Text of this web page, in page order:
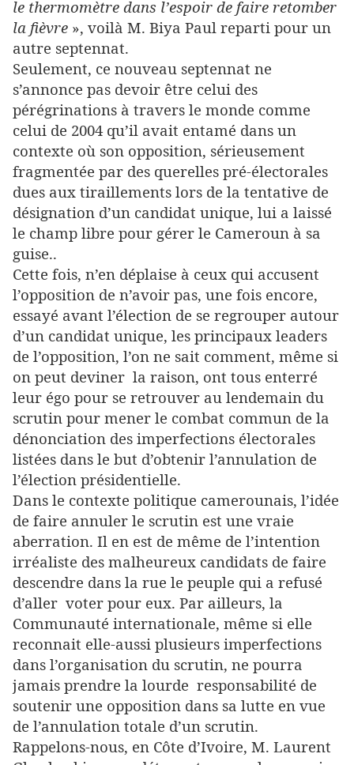
le thermomètre dans l’espoir de faire retomber
la fièvre », voilà M. Biya Paul reparti pour un
autre septennat.
Seulement, ce nouveau septennat ne
s’annonce pas devoir être celui des
pérégrinations à travers le monde comme
celui de 2004 qu’il avait entamé dans un
contexte où son opposition, sérieusement
fragmentée par des querelles pré-électorales
dues aux tiraillements lors de la tentative de
désignation d’un candidat unique, lui a laissé
le champ libre pour gérer le Cameroun à sa
guise..
Cette fois, n’en déplaise à ceux qui accusent
l’opposition de n’avoir pas, une fois encore,
essayé avant l’élection de se regrouper autour
d’un candidat unique, les principaux leaders
de l’opposition, l’on ne sait comment, même si
on peut deviner la raison, ont tous enterré
leur égo pour se retrouver au lendemain du
scrutin pour mener le combat commun de la
dénonciation des imperfections électorales
listées dans le but d’obtenir l’annulation de
l’élection présidentielle.
Dans le contexte politique camerounais, l’idée
de faire annuler le scrutin est une vraie
aberration. Il en est de même de l’intention
irréaliste des malheureux candidats de faire
descendre dans la rue le peuple qui a refusé
d’aller voter pour eux. Par ailleurs, la
Communauté internationale, même si elle
reconnait elle-aussi plusieurs imperfections
dans l’organisation du scrutin, ne pourra
jamais prendre la lourde responsabilité de
soutenir une opposition dans sa lutte en vue
de l’annulation totale d’un scrutin.
Rappelons-nous, en Côte d’Ivoire, M. Laurent